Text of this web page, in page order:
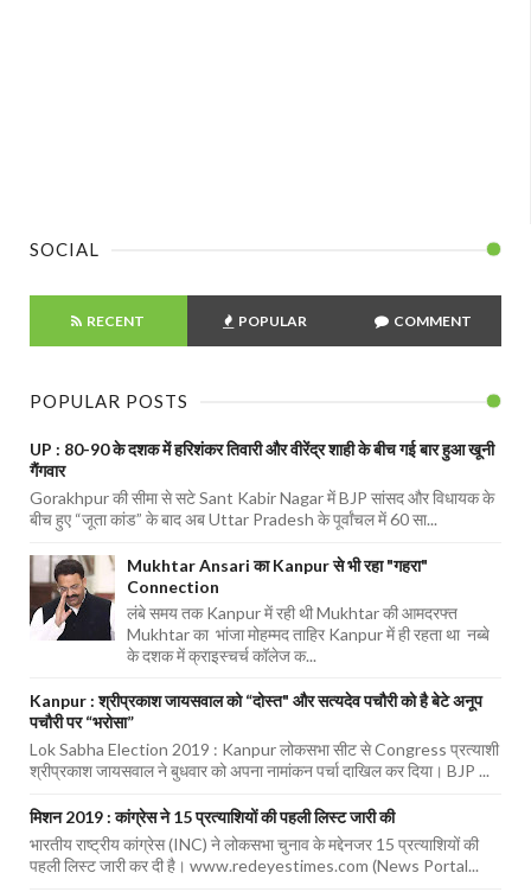
SOCIAL
RECENT POPULAR COMMENT
POPULAR POSTS
UP : 80-90 के दशक में हरिशंकर तिवारी और वीरेंद्र शाही के बीच गई बार हुआ खूनी
गैंगवार
Gorakhpur की सीमा से सटे Sant Kabir Nagar में BJP सांसद और विधायक के
बीच हुए “जूता कांड” के बाद अब Uttar Pradesh के पूर्वांचल में 60 सा...
Mukhtar Ansari का Kanpur से भी रहा "गहरा"
Connection
लंबे समय तक Kanpur में रही थी Mukhtar की आमदरफ्त
Mukhtar का भांजा मोहम्मद ताहिर Kanpur में ही रहता था नब्बे
के दशक में क्राइस्चर्च कॉलेज क...
Kanpur : श्रीप्रकाश जायसवाल को “दोस्त" और सत्यदेव पचौरी को है बेटे अनूप
पचौरी पर “भरोसा”
Lok Sabha Election 2019 : Kanpur लोकसभा सीट से Congress प्रत्याशी
श्रीप्रकाश जायसवाल ने बुधवार को अपना नामांकन पर्चा दाखिल कर दिया। BJP ...
मिशन 2019 : कांग्रेस ने 15 प्रत्याशियों की पहली लिस्ट जारी की
भारतीय राष्ट्रीय कांग्रेस (INC) ने लोकसभा चुनाव के मद्देनजर 15 प्रत्याशियों की
पहली लिस्ट जारी कर दी है। www.redeyestimes.com (News Portal...